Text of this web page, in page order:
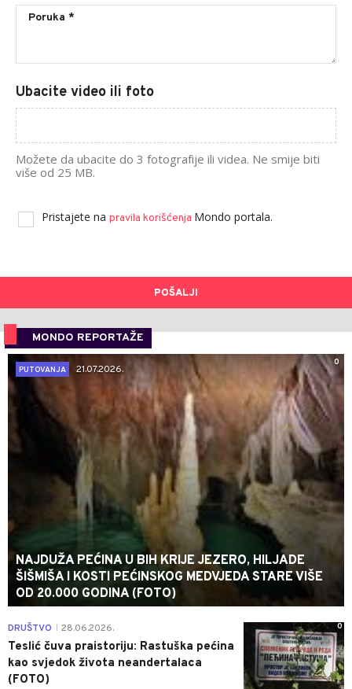
Ubacite video ili foto
Možete da ubacite do 3 fotografije ili videa. Ne smije biti
više od 25 MB.
Pristajete na pravila korišćenja Mondo portala.
POŠALJI
MONDO REPORTAŽE
0
PUTOVANJA
21.07.2026.
NAJDUŽA PEĆINA U BIH KRIJE JEZERO, HILJADE
ŠIŠMIŠA I KOSTI PEĆINSKOG MEDVJEDA STARE VIŠE
OD 20.000 GODINA (FOTO)
0
DRUŠTVO 28.06.2026.
Teslić čuva praistoriju: Rastuška pećina
kao svjedok života neandertalaca
(FOTO)